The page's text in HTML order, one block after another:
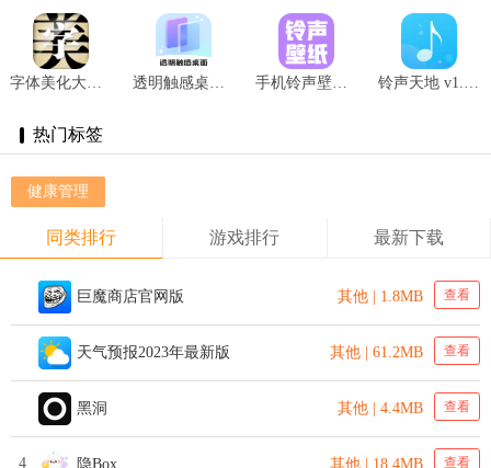
字体美化大师app v8.8.6 透明触感桌面 v1.0.1安卓版 手机铃声壁纸大全 v1.0 铃声天地 v1.0.0
热门标签
健康管理
同类排行 游戏排行 最新下载
巨魔商店官网版 其他 | 1.8MB 查看
天气预报2023年最新版 其他 | 61.2MB 查看
黑洞 其他 | 4.4MB 查看
4 隐Box 其他 | 18.4MB 查看